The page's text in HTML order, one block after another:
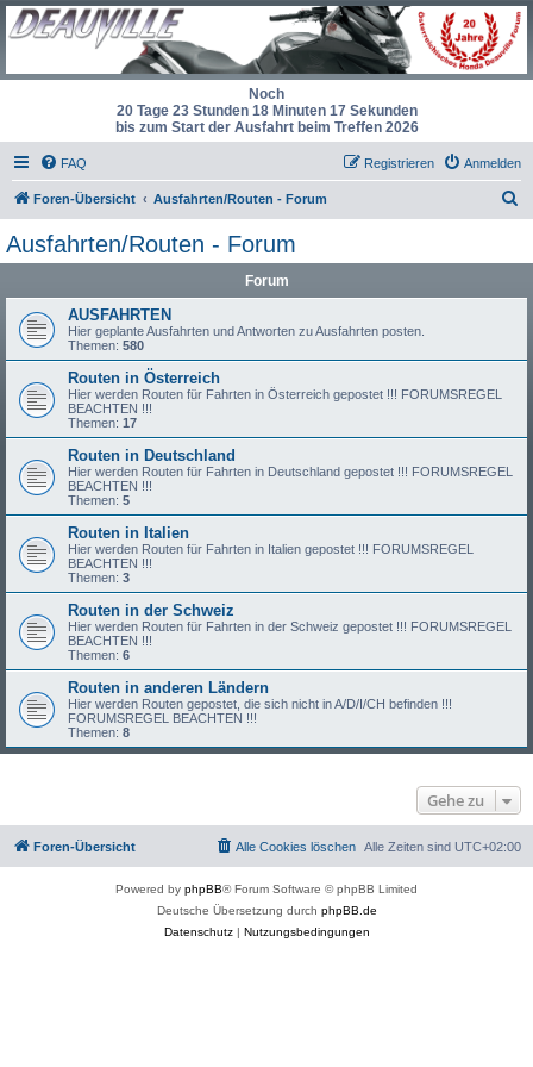
Noch
20 Tage 23 Stunden 18 Minuten 17 Sekunden
bis zum Start der Ausfahrt beim Treffen 2026
FAQ Anmelden
Registrieren
Foren-Übersicht Ausfahrten/Routen - Forum
Ausfahrten/Routen - Forum
Forum
AUSFAHRTEN
Hier geplante Ausfahrten und Antworten zu Ausfahrten posten.
Themen: 580
Routen in Österreich
Hier werden Routen für Fahrten in Österreich gepostet !!! FORUMSREGEL
BEACHTEN !!!
Themen: 17
Routen in Deutschland
Hier werden Routen für Fahrten in Deutschland gepostet !!! FORUMSREGEL
BEACHTEN !!!
Themen: 5
Routen in Italien
Hier werden Routen für Fahrten in Italien gepostet !!! FORUMSREGEL
BEACHTEN !!!
Themen: 3
Routen in der Schweiz
Hier werden Routen für Fahrten in der Schweiz gepostet !!! FORUMSREGEL
BEACHTEN !!!
Themen: 6
Routen in anderen Ländern
Hier werden Routen gepostet, die sich nicht in A/D/I/CH befinden !!!
FORUMSREGEL BEACHTEN !!!
Themen: 8
Gehe zu
Foren-Übersicht Alle Zeiten sind UTC+02:00
Alle Cookies löschen
Powered by phpBB® Forum Software © phpBB Limited
Deutsche Übersetzung durch phpBB.de
Datenschutz| Nutzungsbedingungen